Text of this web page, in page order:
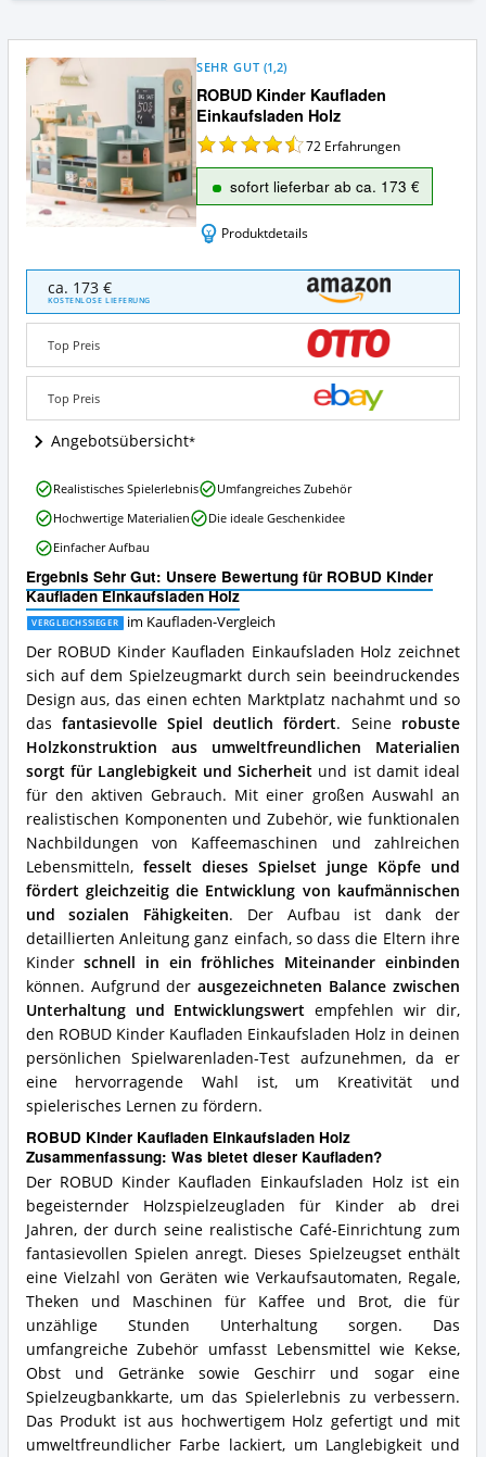
ROBUD Kinder Kaufladen
Einkaufsladen Holz
SEHR GUT (1,2)
72 Erfahrungen
sofort lieferbar ab ca. 173 €
Produktdetails
ROBUD
Kinder
Kaufladen
Einkaufsladen
Holz
Angebote:
ist
dieser
Kaufladen
ca. 173 €
KOSTENLOSE LIEFERUNG
Top Preis
Top Preis
Angebotsübersicht
Ergebnis Sehr Gut: Unsere Bewertung für ROBUD Kinder
Kaufladen Einkaufsladen Holz
VERGLEICHSSIEGER im Kaufladen-Vergleich
Der ROBUD Kinder Kaufladen Einkaufsladen Holz zeichnet
sich auf dem Spielzeugmarkt durch sein beeindruckendes
Design aus, das einen echten Marktplatz nachahmt und so
das fantasievolle Spiel deutlich fördert. Seine robuste
Holzkonstruktion aus umweltfreundlichen Materialien
sorgt für Langlebigkeit und Sicherheit und ist damit ideal
für den aktiven Gebrauch. Mit einer großen Auswahl an
realistischen Komponenten und Zubehör, wie funktionalen
Nachbildungen von Kaffeemaschinen und zahlreichen
Lebensmitteln, fesselt dieses Spielset junge Köpfe und
fördert gleichzeitig die Entwicklung von kaufmännischen
und sozialen Fähigkeiten. Der Aufbau ist dank der
detaillierten Anleitung ganz einfach, so dass die Eltern ihre
Kinderschnell in ein fröhliches Miteinander einbinden
können. Aufgrund derausgezeichneten Balance zwischen
Unterhaltung und Entwicklungswert empfehlen wir dir,
den ROBUD Kinder Kaufladen Einkaufsladen Holz in deinen
persönlichen Spielwarenladen-Test aufzunehmen, da er
eine hervorragende Wahl ist, um Kreativität und
spielerisches Lernen zu fördern.
ROBUD Kinder Kaufladen Einkaufsladen Holz
Zusammenfassung: Was bietet dieser Kaufladen?
Der ROBUD Kinder Kaufladen Einkaufsladen Holz ist ein
begeisternder Holzspielzeugladen für Kinder ab drei
Jahren, der durch seine realistische Café-Einrichtung zum
fantasievollen Spielen anregt. Dieses Spielzeugset enthält
eine Vielzahl von Geräten wie Verkaufsautomaten, Regale,
Theken und Maschinen für Kaffee und Brot, die für
unzählige Stunden Unterhaltung sorgen. Das
umfangreiche Zubehör umfasst Lebensmittel wie Kekse,
Obst und Getränke sowie Geschirr und sogar eine
Spielzeugbankkarte, um das Spielerlebnis zu verbessern.
Das Produkt ist aus hochwertigem Holz gefertigt und mit
umweltfreundlicher Farbe lackiert, um Langlebigkeit und
ROBUD
Kinder
Kaufladen
Einkaufsladen
Holz
Vorteile:
Was
spricht
für
diesen
Kaufladen?
Realistisches Spielerlebnis
Umfangreiches Zubehör
Hochwertige Materialien
Die ideale Geschenkidee
Einfacher Aufbau